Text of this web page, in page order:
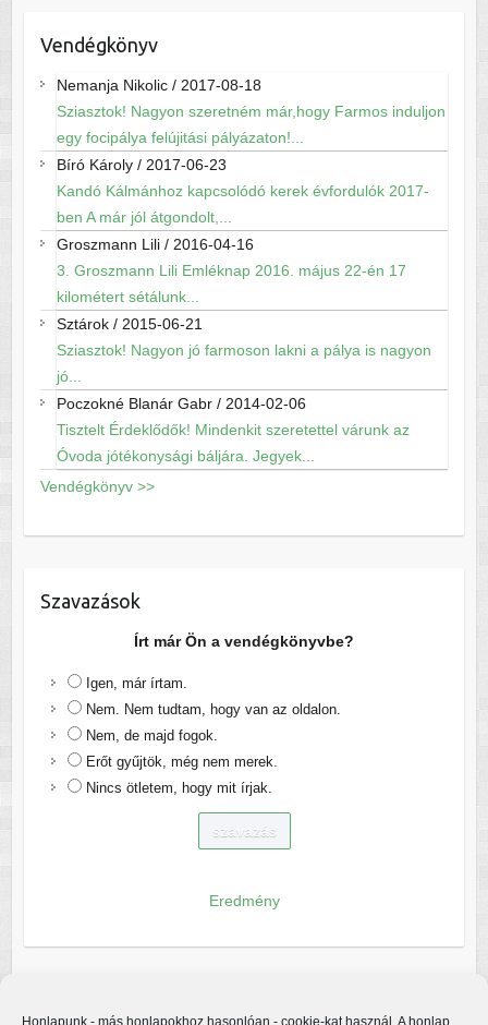
Honlapunk - más honlapokhoz hasonlóan - cookie-kat használ. A honlap
Vendégkönyv
Nemanja Nikolic/ 2017-08-18
Sziasztok! Nagyon szeretném már,hogy Farmos induljon
egy focipálya felújitási pályázaton!...
Bíró Károly/ 2017-06-23
Kandó Kálmánhoz kapcsolódó kerek évfordulók 2017-
ben A már jól átgondolt,...
Groszmann Lili/ 2016-04-16
3. Groszmann Lili Emléknap 2016. május 22-én 17
kilométert sétálunk...
Sztárok/ 2015-06-21
Sziasztok! Nagyon jó farmoson lakni a pálya is nagyon
jó...
Poczokné Blanár Gabr/ 2014-02-06
Tisztelt Érdeklődők! Mindenkit szeretettel várunk az
Óvoda jótékonysági báljára. Jegyek...
Vendégkönyv >>
Szavazások
Írt már Ön a vendégkönyvbe?
Igen, már írtam.
Nem. Nem tudtam, hogy van az oldalon.
Nem, de majd fogok.
Erőt gyűjtök, még nem merek.
Nincs ötletem, hogy mit írjak.
Eredmény